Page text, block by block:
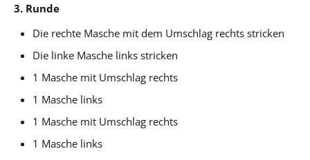
3. Runde
Die rechte Masche mit dem Umschlag rechts stricken
Die linke Masche links stricken
1 Masche mit Umschlag rechts
1 Masche links
1 Masche mit Umschlag rechts
1 Masche links